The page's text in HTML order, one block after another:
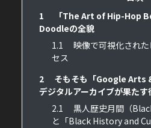
1
「The Art of Hip-Hop
Doodleの全貌
1.1
映像で可視化され
セス
2
そもそも「Google Arts
デジタルアーカイブが果たす
2.1
黒人歴史月間（
と「Black History and